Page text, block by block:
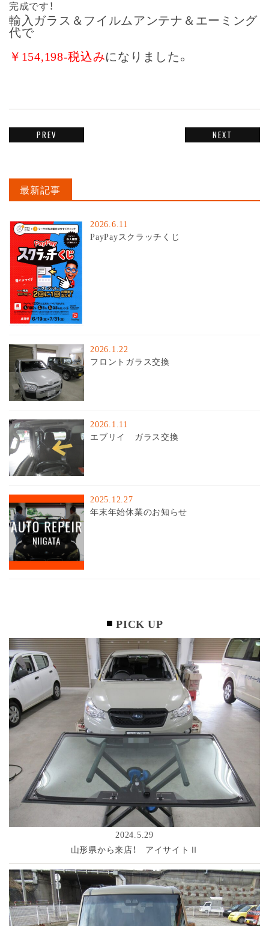
完成です！
輸入ガラス＆フイルムアンテナ＆エーミング
代で
￥154,198-税込みになりました。
PREV NEXT
最新記事
2026.6.11
PayPayスクラッチくじ
2026.1.22
フロントガラス交換
2026.1.11
エブリイ ガラス交換
2025.12.27
年末年始休業のお知らせ
PICK UP
2024.5.29
山形県から来店！ アイサイトⅡ